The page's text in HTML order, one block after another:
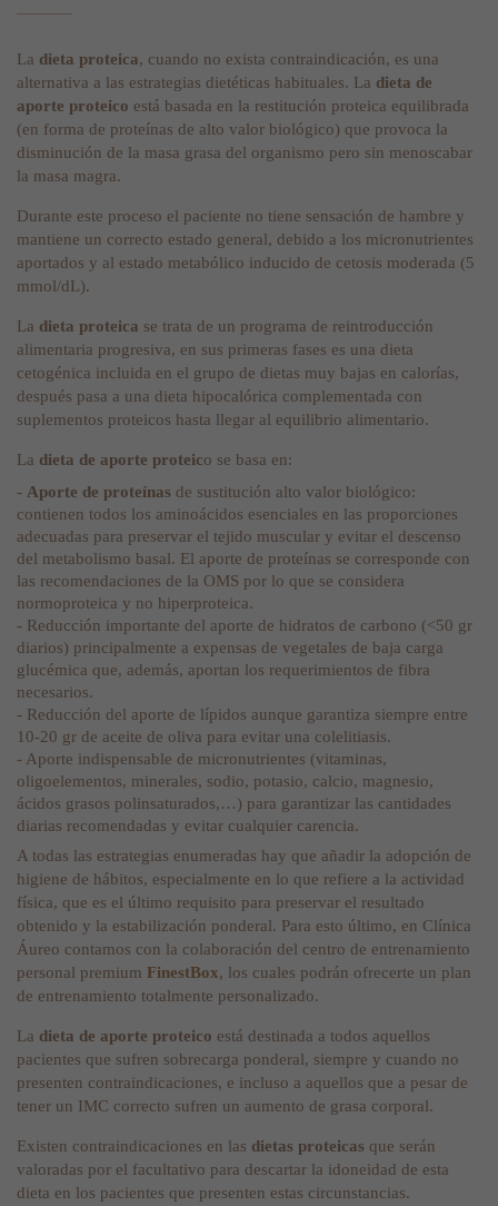
La dieta proteica, cuando no exista contraindicación, es una
alternativa a las estrategias dietéticas habituales. La dieta de
aporte proteico está basada en la restitución proteica equilibrada
(en forma de proteínas de alto valor biológico) que provoca la
disminución de la masa grasa del organismo pero sin menoscabar
la masa magra.
Durante este proceso el paciente no tiene sensación de hambre y
mantiene un correcto estado general, debido a los micronutrientes
aportados y al estado metabólico inducido de cetosis moderada (5
mmol/dL).
La dieta proteica se trata de un programa de reintroducción
alimentaria progresiva, en sus primeras fases es una dieta
cetogénica incluida en el grupo de dietas muy bajas en calorías,
después pasa a una dieta hipocalórica complementada con
suplementos proteicos hasta llegar al equilibrio alimentario.
La dieta de aporte proteico se basa en:
- Aporte de proteínas de sustitución alto valor biológico:
contienen todos los aminoácidos esenciales en las proporciones
adecuadas para preservar el tejido muscular y evitar el descenso
del metabolismo basal. El aporte de proteínas se corresponde con
las recomendaciones de la OMS por lo que se considera
normoproteica y no hiperproteica.
- Reducción importante del aporte de hidratos de carbono (<50 gr
diarios) principalmente a expensas de vegetales de baja carga
glucémica que, además, aportan los requerimientos de fibra
necesarios.
- Reducción del aporte de lípidos aunque garantiza siempre entre
10-20 gr de aceite de oliva para evitar una colelitiasis.
- Aporte indispensable de micronutrientes (vitaminas,
oligoelementos, minerales, sodio, potasio, calcio, magnesio,
ácidos grasos polinsaturados,…) para garantizar las cantidades
diarias recomendadas y evitar cualquier carencia.
A todas las estrategias enumeradas hay que añadir la adopción de
higiene de hábitos, especialmente en lo que refiere a la actividad
física, que es el último requisito para preservar el resultado
obtenido y la estabilización ponderal. Para esto último, en Clínica
Áureo contamos con la colaboración del centro de entrenamiento
personal premium FinestBox, los cuales podrán ofrecerte un plan
de entrenamiento totalmente personalizado.
La dieta de aporte proteico está destinada a todos aquellos
pacientes que sufren sobrecarga ponderal, siempre y cuando no
presenten contraindicaciones, e incluso a aquellos que a pesar de
tener un IMC correcto sufren un aumento de grasa corporal.
Existen contraindicaciones en las dietas proteicas que serán
valoradas por el facultativo para descartar la idoneidad de esta
dieta en los pacientes que presenten estas circunstancias.